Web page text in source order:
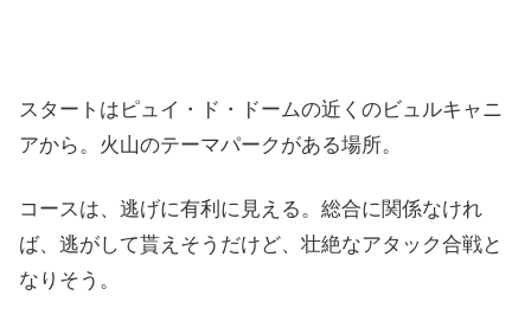
スタートはピュイ・ド・ドームの近くのビュルキャニ
アから。火山のテーマパークがある場所。
コースは、逃げに有利に見える。総合に関係なけれ
ば、逃がして貰えそうだけど、壮絶なアタック合戦と
なりそう。